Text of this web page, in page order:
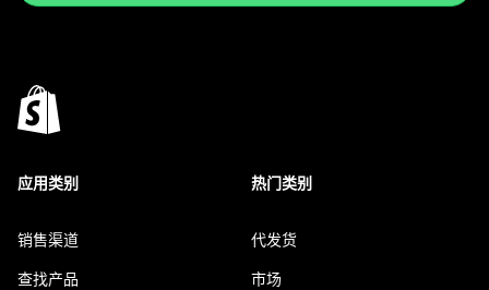
应用类别
销售渠道
查找产品
热门类别
代发货
市场